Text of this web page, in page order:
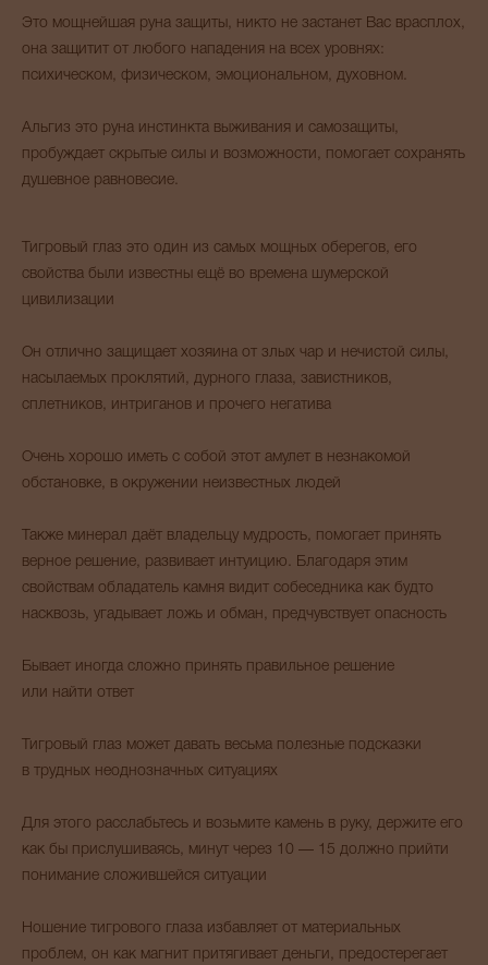
Это мощнейшая руна защиты, никто не застанет Вас врасплох,
она защитит от любого нападения на всех уровнях:
психическом, физическом, эмоциональном, духовном.
Альгиз это руна инстинкта выживания и самозащиты,
пробуждает скрытые силы и возможности, помогает сохранять
душевное равновесие.
Тигровый глаз это один из самых мощных оберегов, его
свойства были известны ещё во времена шумерской
цивилизации
Он отлично защищает хозяина от злых чар и нечистой силы,
насылаемых проклятий, дурного глаза, завистников,
сплетников, интриганов и прочего негатива
Очень хорошо иметь с собой этот амулет в незнакомой
обстановке, в окружении неизвестных людей
Также минерал даёт владельцу мудрость, помогает принять
верное решение, развивает интуицию. Благодаря этим
свойствам обладатель камня видит собеседника как будто
насквозь, угадывает ложь и обман, предчувствует опасность
Бывает иногда сложно принять правильное решение
или найти ответ
Тигровый глаз может давать весьма полезные подсказки
в трудных неоднозначных ситуациях
Для этого расслабьтесь и возьмите камень в руку, держите его
как бы прислушиваясь, минут через 10 — 15 должно прийти
понимание сложившейся ситуации
Ношение тигрового глаза избавляет от материальных
проблем, он как магнит притягивает деньги, предостерегает